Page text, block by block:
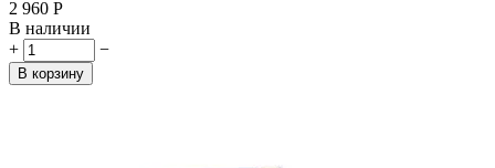
2 960 Р
В наличии
+
−
В корзину